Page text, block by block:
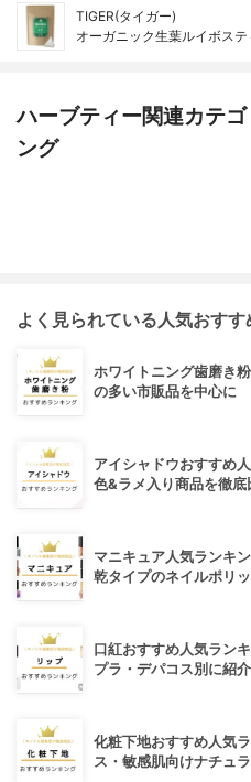
TIGER(タイガー)
オーガニック生葉ルイボステ
ハーブティー関連カテ
ング
よく見られている人気おすす
ホワイトニング歯磨き
の多い市販品を中心に
アイシャドウおすすめ
色&ラメ入り商品を徹底
マニキュア人気ランキ
乾タイプのネイルポリ
口紅おすすめ人気ラン
プラ・デパコス別に紹介
化粧下地おすすめ人気
ス・敏感肌向けナチュ